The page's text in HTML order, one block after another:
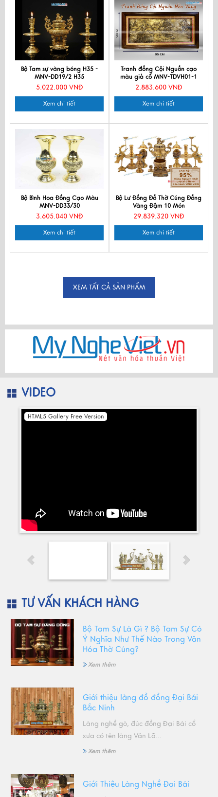
Bộ Tam sự vàng bóng H35 -
MNV-DD19/2 H35
5.022.000 VNĐ
Xem chi tiết
Tranh đồng Cội Nguồn cạo
màu giả cổ MNV-TDVH01-1
2.883.600 VNĐ
Xem chi tiết
Bộ Bình Hoa Đồng Cạo Màu
MNV-DD33/30
3.605.040 VNĐ
Xem chi tiết
Bộ Lư Đồng Đồ Thờ Cúng Đồng
Vàng Đậm 10 Món
29.839.320 VNĐ
Xem chi tiết
XEM TẤT CẢ SẢN PHẨM
VIDEO
HTML5 Gallery Free Version
TƯ VẤN KHÁCH HÀNG
Bộ Tam Sự Là Gì ? Bộ Tam Sự Có
Ý Nghĩa Như Thế Nào Trong Văn
Hóa Thờ Cúng?
Xem thêm
Giới thiệu làng đồ đồng Đại Bái
Bắc Ninh
Làng nghề gò, đúc đồng Đại Bái cổ
xưa có tên làng Văn Lã...
Xem thêm
Giới Thiệu Làng Nghề Đại Bái